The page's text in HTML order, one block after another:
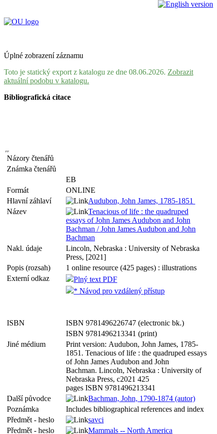
Úplné zobrazení záznamu
Toto je statický export z katalogu ze dne 08.06.2026. Zobrazit
aktuální podobu v katalogu.
Bibliografická citace
Názory čtenářů
Známka čtenářů
EB
Formát
ONLINE
Hlavní záhlaví
Audubon, John James, 1785-1851
Název
Tenacious of life : the quadruped
essays of John James Audubon and John
Bachman / John James Audubon and John
Bachman
Nakl. údaje
Lincoln, Nebraska : University of Nebraska
Press, [2021]
Popis (rozsah)
1 online resource (425 pages) : illustrations
Externí odkaz
Plný text PDF
* Návod pro vzdálený přístup
ISBN
ISBN 9781496226747 (electronic bk.)
ISBN 9781496213341 (print)
Jiné médium
Print version: Audubon, John James, 1785-
1851. Tenacious of life : the quadruped essays
of John James Audubon and John
Bachman. Lincoln, Nebraska : University of
Nebraska Press, c2021 425
pages ISBN 9781496213341
Další původce
Bachman, John, 1790-1874 (autor)
Poznámka
Includes bibliographical references and index
Předmět - heslo
savci
Předmět - heslo
Mammals -- North America